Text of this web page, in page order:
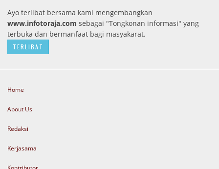
Ayo terlibat bersama kami mengembangkan
www.infotoraja.com sebagai "Tongkonan informasi" yang
terbuka dan bermanfaat bagi masyakarat.
TERLIBAT
Home
About Us
Redaksi
Kerjasama